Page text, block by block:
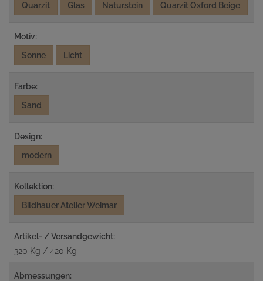
Quarzit
Glas Naturstein Quarzit Oxford Beige
Motiv:
Sonne
Licht
Farbe:
Sand
Design:
modern
Kollektion:
Bildhauer Atelier Weimar
Artikel- / Versandgewicht:
320 Kg / 420 Kg
Abmessungen: